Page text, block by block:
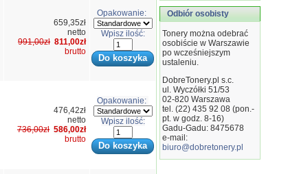
659,35zł
netto
991,00zł 811,00zł
brutto
Opakowanie:
Wpisz ilość:
476,42zł
netto
736,00zł 586,00zł
brutto
Opakowanie:
Wpisz ilość:
Odbiór osobisty
Tonery można odebrać
osobiście w Warszawie
po wcześniejszym
ustaleniu.
DobreTonery.pl s.c.
ul. Wyczółki 51/53
02-820 Warszawa
tel. (22) 435 92 08 (pon.-
pt. w godz. 8-16)
Gadu-Gadu: 8475678
e-mail:
biuro@dobretonery.pl